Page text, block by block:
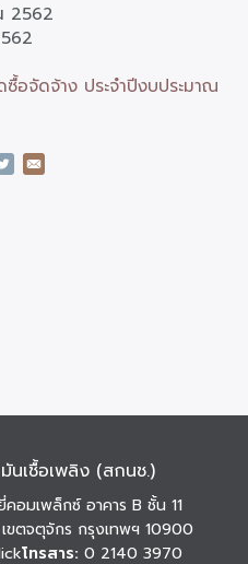
2562
อจัดจ้าง ประจำปีงบประมาณ
นเชื้อเพลิง (สกนช.)
อมเพล็กซ์ อาคาร B ชั้น 11
ขตจตุจักร กรุงเทพฯ 10900
โทรสาร: 0 2140 3970